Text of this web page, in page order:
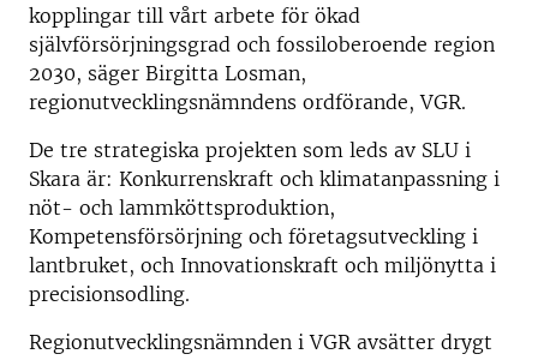
kopplingar till vårt arbete för ökad
självförsörjningsgrad och fossiloberoende region
2030, säger Birgitta Losman,
regionutvecklingsnämndens ordförande, VGR.
De tre strategiska projekten som leds av SLU i
Skara är: Konkurrenskraft och klimatanpassning i
nöt- och lammköttsproduktion,
Kompetensförsörjning och företagsutveckling i
lantbruket, och Innovationskraft och miljönytta i
precisionsodling.
Regionutvecklingsnämnden i VGR avsätter drygt